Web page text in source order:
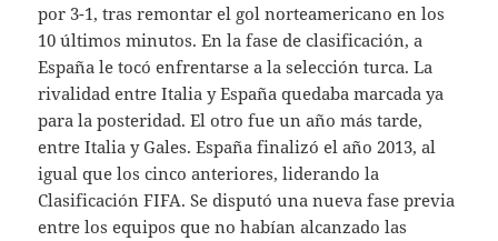
por 3-1, tras remontar el gol norteamericano en los
10 últimos minutos. En la fase de clasificación, a
España le tocó enfrentarse a la selección turca. La
rivalidad entre Italia y España quedaba marcada ya
para la posteridad. El otro fue un año más tarde,
entre Italia y Gales. España finalizó el año 2013, al
igual que los cinco anteriores, liderando la
Clasificación FIFA. Se disputó una nueva fase previa
entre los equipos que no habían alcanzado las